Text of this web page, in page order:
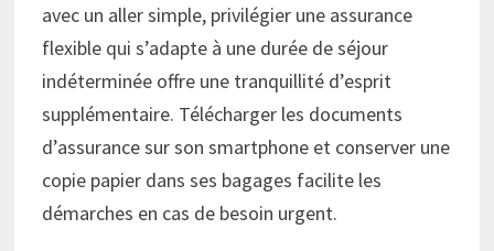
avec un aller simple, privilégier une assurance
flexible qui s’adapte à une durée de séjour
indéterminée offre une tranquillité d’esprit
supplémentaire. Télécharger les documents
d’assurance sur son smartphone et conserver une
copie papier dans ses bagages facilite les
démarches en cas de besoin urgent.